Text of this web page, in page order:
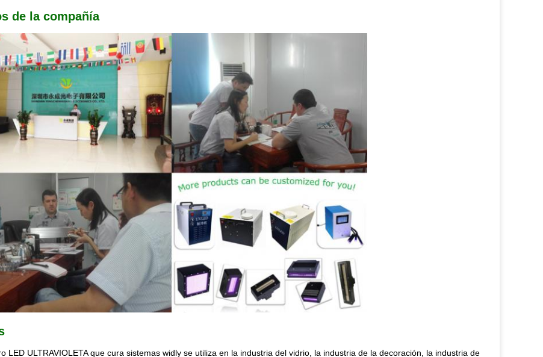
de la compañía
LED ULTRAVIOLETA que cura sistemas widly se utiliza en la industria del vidrio, la industria de la decoración, la industria de